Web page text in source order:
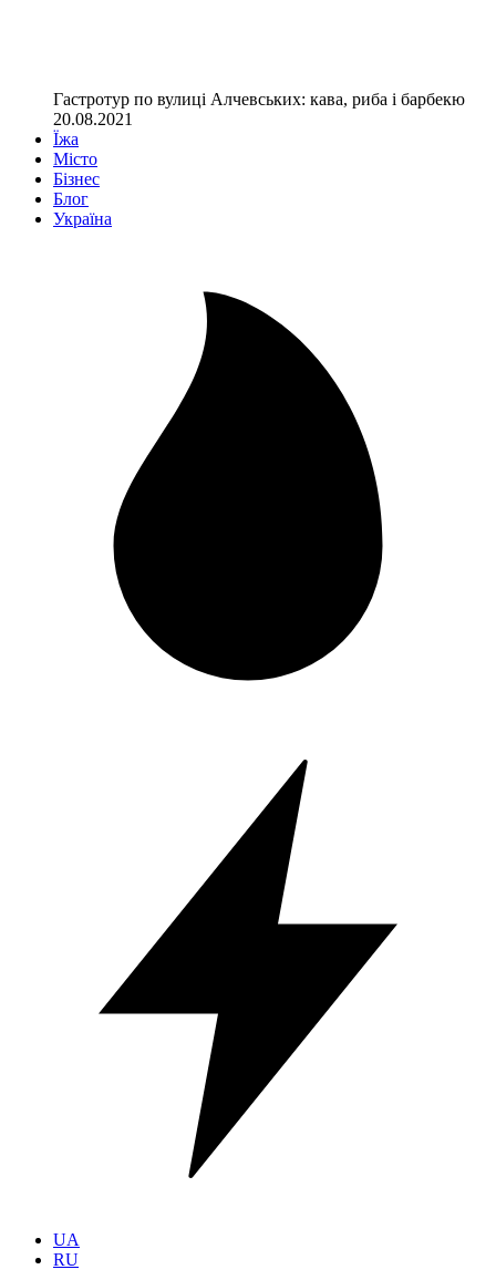
Гастротур по вулиці Алчевських: кава, риба і барбекю
20.08.2021
Їжа
Місто
Бізнес
Блог
Україна
UA
RU